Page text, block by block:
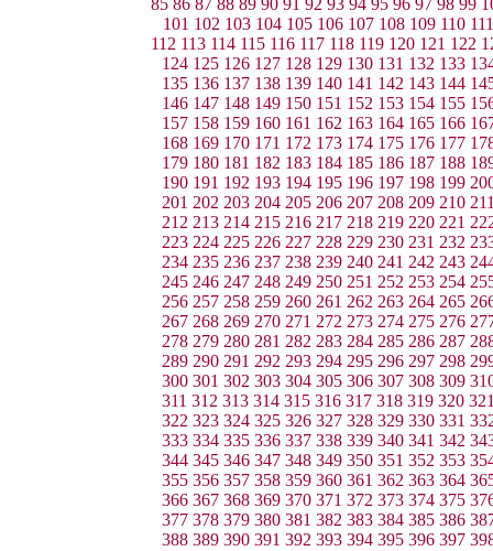
85 86 87 88 89 90 91 92 93 94 95 96 97 98 99
101 102 103 104 105 106 107 108 109 110 111
112 113 114 115 116 117 118 119 120 121 122
124 125 126 127 128 129 130 131 132 133
135 136 137 138 139 140 141 142 143 144
146 147 148 149 150 151 152 153 154 155
157 158 159 160 161 162 163 164 165 166
168 169 170 171 172 173 174 175 176 177
179 180 181 182 183 184 185 186 187 188
190 191 192 193 194 195 196 197 198 199
201 202 203 204 205 206 207 208 209 210
212 213 214 215 216 217 218 219 220 221
223 224 225 226 227 228 229 230 231 232
234 235 236 237 238 239 240 241 242 243
245 246 247 248 249 250 251 252 253 254
256 257 258 259 260 261 262 263 264 265
267 268 269 270 271 272 273 274 275 276
278 279 280 281 282 283 284 285 286 287
289 290 291 292 293 294 295 296 297 298
300 301 302 303 304 305 306 307 308 309
311 312 313 314 315 316 317 318 319 320
322 323 324 325 326 327 328 329 330 331
333 334 335 336 337 338 339 340 341 342
344 345 346 347 348 349 350 351 352 353
355 356 357 358 359 360 361 362 363 364
366 367 368 369 370 371 372 373 374 375
377 378 379 380 381 382 383 384 385 386
388 389 390 391 392 393 394 395 396 397